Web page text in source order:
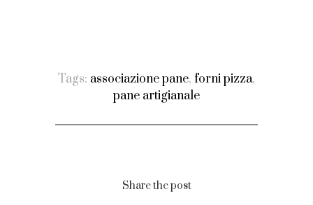
Tags: associazione pane, forni pizza,
pane artigianale
Share the post